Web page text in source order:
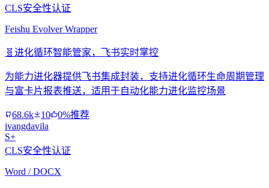
CLS安全性认证
Feishu Evolver Wrapper
🧬 进化循环智能管家，飞书实时掌控
为能力进化器提供飞书集成封装，支持进化循环生命周期管理
与富卡片报表推送，适用于自动化能力进化监控场景
68.6k 10
0%推荐
ivangdavila
S+
CLS安全性认证
Word / DOCX